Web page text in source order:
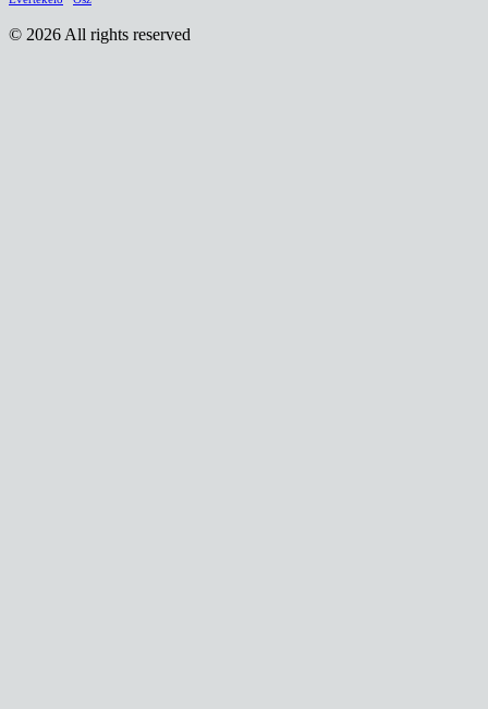
© 2026 All rights reserved